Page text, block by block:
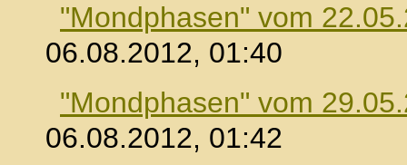
"Mondphasen" vom
06.08.2012, 01:40
"Mondphasen" vom
06.08.2012, 01:42